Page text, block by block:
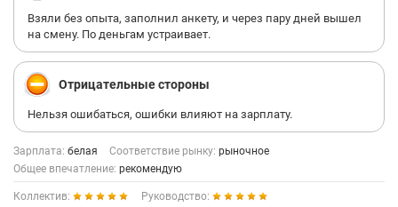
Взяли без опыта, заполнил анкету, и через пару дней вышел
на смену. По деньгам устраивает.
Отрицательные стороны
Нельзя ошибаться, ошибки влияют на зарплату.
Зарплата: белая Соответствие рынку: рыночное
Общее впечатление: рекомендую
Коллектив:
Руководство: